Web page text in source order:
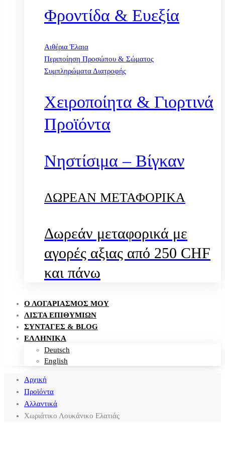
Φροντίδα & Ευεξία
Αιθέρια Έλαια
Περιποίηση Προσώπου & Σώματος
Συμπληρώματα Διατροφής
Χειροποίητα & Γιορτινά
Προϊόντα
Νηστίσιμα – Βίγκαν
ΔΩΡΕΑΝ ΜΕΤΑΦΟΡΙΚΑ
Δωρεάν μεταφορικά με
αγορές αξιας από 250 CHF
και πάνω
Ο ΛΟΓΑΡΙΑΣΜΌΣ ΜΟΥ
ΛΊΣΤΑ ΕΠΙΘΥΜΙΏΝ
ΣΥΝΤΑΓΈΣ & BLOG
ΕΛΛΗΝΙΚΑ
Deutsch
English
Αρχική
Προϊόντα
Αλλαντικά
Χωριάτικο Λουκάνικο Ελατιάς